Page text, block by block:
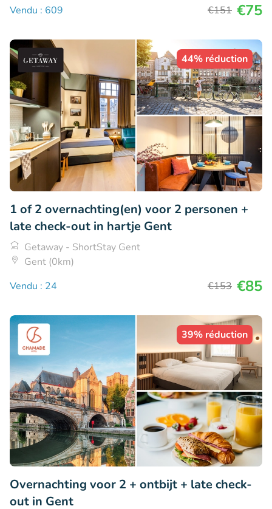
Vendu : 609
€151 €75
44% réduction
1 of 2 overnachting(en) voor 2 personen +
late check-out in hartje Gent
Getaway - ShortStay Gent
Gent (0km)
Vendu : 24
€153 €85
39% réduction
Overnachting voor 2 + ontbijt + late check-
out in Gent